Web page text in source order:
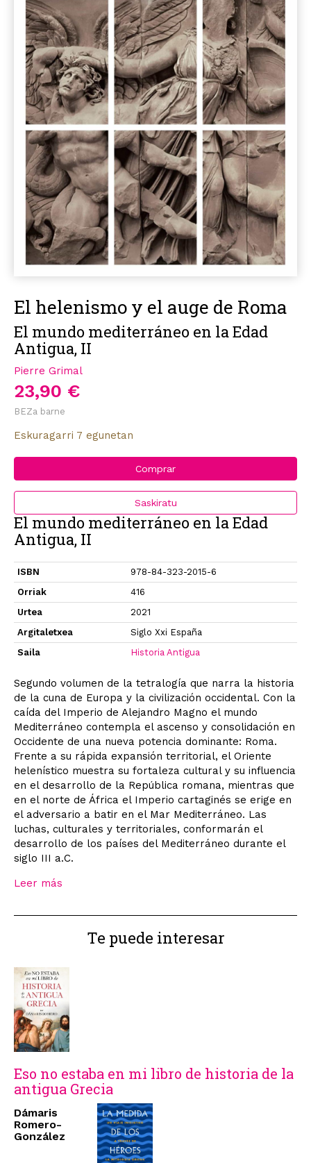
El helenismo y el auge de Roma
El mundo mediterráneo en la Edad
Antigua, II
Pierre Grimal
23,90 €
BEZa barne
Eskuragarri 7 egunetan
Comprar
Saskiratu
El mundo mediterráneo en la Edad
Antigua, II
ISBN
978-84-323-2015-6
Orriak
416
Urtea
2021
Argitaletxea
Siglo Xxi España
Saila
Historia Antigua
Segundo volumen de la tetralogía que narra la historia
de la cuna de Europa y la civilización occidental. Con la
caída del Imperio de Alejandro Magno el mundo
Mediterráneo contempla el ascenso y consolidación en
Occidente de una nueva potencia dominante: Roma.
Frente a su rápida expansión territorial, el Oriente
helenístico muestra su fortaleza cultural y su influencia
en el desarrollo de la República romana, mientras que
en el norte de África el Imperio cartaginés se erige en
el adversario a batir en el Mar Mediterráneo. Las
luchas, culturales y territoriales, conformarán el
desarrollo de los países del Mediterráneo durante el
siglo III a.C.
Leer más
Te puede interesar
Eso no estaba en mi libro de historia de la
antigua Grecia
Dámaris
Romero-
González